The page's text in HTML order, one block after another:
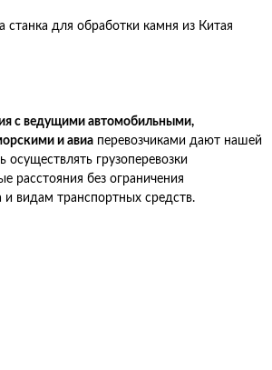
станка для обработки камня из Китая
с ведущими автомобильными,
и авиа перевозчиками дают нашей
грузоперевозки
расстояния без ограничения
и видам транспортных средств.